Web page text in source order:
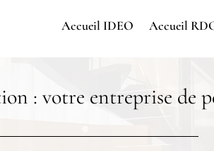
Accueil IDEO Accueil
: votre entreprise de